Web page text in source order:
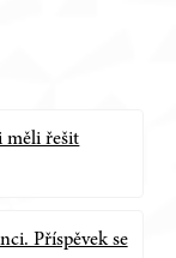
měli řešit
Příspěvek se